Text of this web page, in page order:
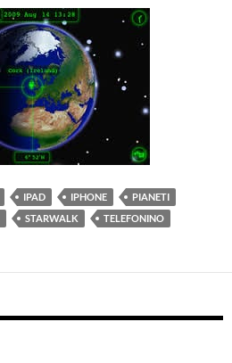
IPAD IPHONE
PIANETI
STARWALK TELEFONINO